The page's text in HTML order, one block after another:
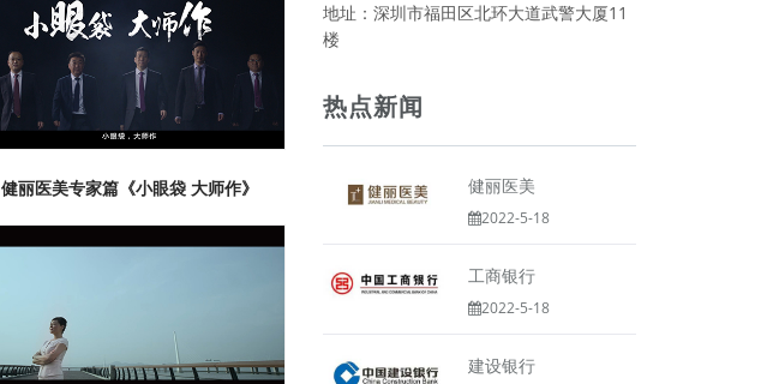
健丽医美专家篇《小眼袋 大师作》
地址：深圳市福田区北环大道武警大厦11
楼
热点新闻
健丽医美
2022-5-18
工商银行
2022-5-18
建设银行